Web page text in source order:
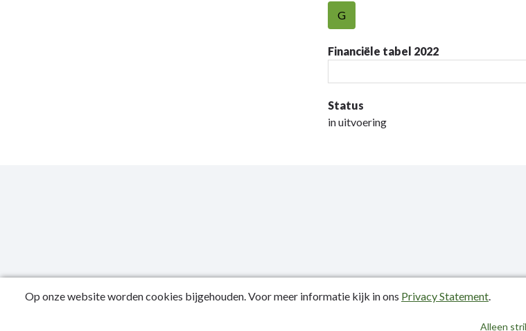
G
Financiële tabel 2022
Status
in uitvoering
Op onze website worden cookies bijgehouden. Voor meer informatie kijk in ons Privacy Statement.
Alleen